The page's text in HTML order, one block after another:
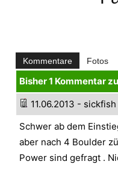
Kommentare Fotos
Bisher 1 Kommentar
11.06.2013 - sickfish
Schwer ab dem
aber nach 4 Boulder
Power sind gefragt .